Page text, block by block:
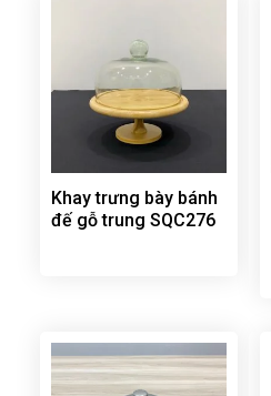
Khay trưng bày bánh
đế gỗ trung SQC276